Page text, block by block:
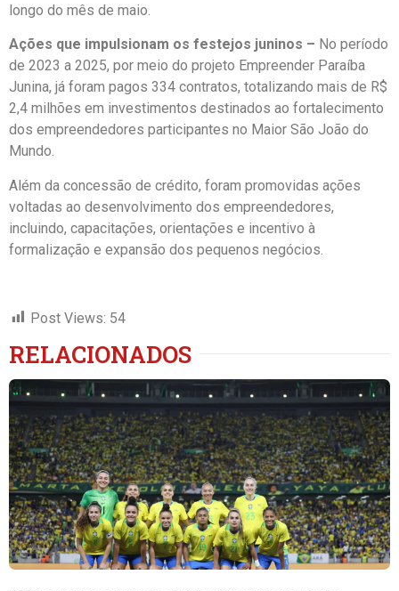
longo do mês de maio.
Ações que impulsionam os festejos juninos – No período
de 2023 a 2025, por meio do projeto Empreender Paraíba
Junina, já foram pagos 334 contratos, totalizando mais de R$
2,4 milhões em investimentos destinados ao fortalecimento
dos empreendedores participantes no Maior São João do
Mundo.
Além da concessão de crédito, foram promovidas ações
voltadas ao desenvolvimento dos empreendedores,
incluindo, capacitações, orientações e incentivo à
formalização e expansão dos pequenos negócios.
Post Views: 54
RELACIONADOS